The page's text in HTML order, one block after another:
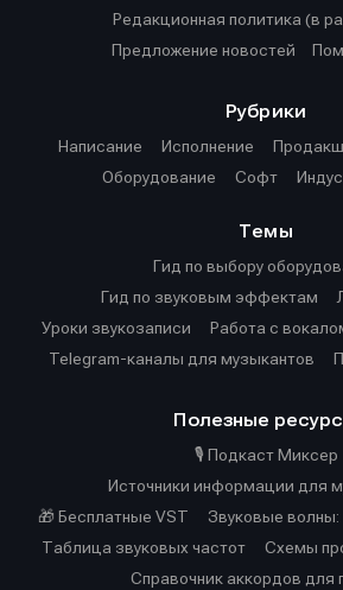
Редакционная политика (в
Предложение новостей
Рубрики
Написание
Исполнение
Оборудование
Софт
Темы
Гид по выбору
Гид по звуковым эффектам
Уроки звукозаписи
Работа с
Telegram-каналы для музыкантов
Полезные
🎙️ Подкаст Миксер
Источники информации для
🎁 Бесплатные VST
Звуковые волны:
Таблица звуковых частот
Cхемы
Справочник аккордов для